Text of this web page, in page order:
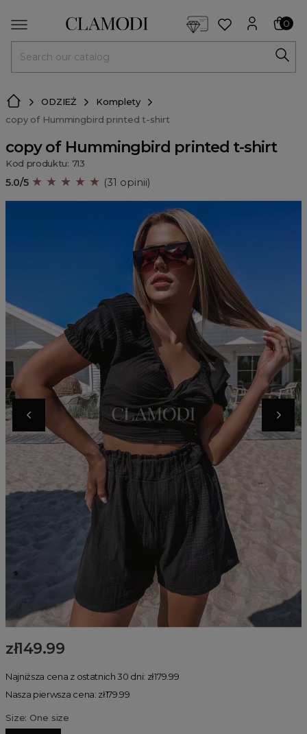
0
ODZIEŻ
Komplety
copy of Hummingbird printed t-shirt
copy of Hummingbird printed t-shirt
Kod produktu: 713
5.0/5 ★ ★ ★ ★ ★ (31 opinii)
zł149.99
Najniższa cena z ostatnich 30 dni: zł179.99
Nasza pierwsza cena: zł179.99
Size: One size